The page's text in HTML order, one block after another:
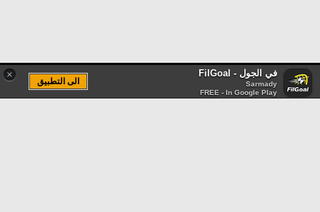
× في الجول - FilGoal
Sarmady
FREE - In Google Play
الى التطبيق